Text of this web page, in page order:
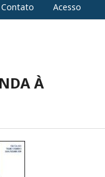
Contato Acesso
À